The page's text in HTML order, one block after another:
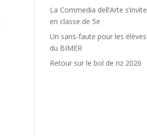
La Commedia dell’Arte s’invite
en classe de 5e
Un sans‑faute pour les élèves
du BIMER
Retour sur le bol de riz 2026